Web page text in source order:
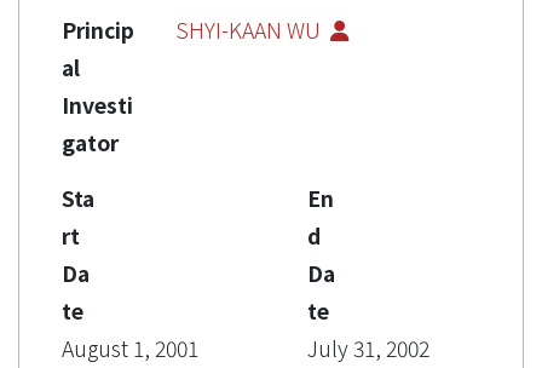
Princip
al
Investi
gator
SHYI-KAAN WU
Sta
rt
Da
te
August 1, 2001
En
d
Da
te
July 31, 2002